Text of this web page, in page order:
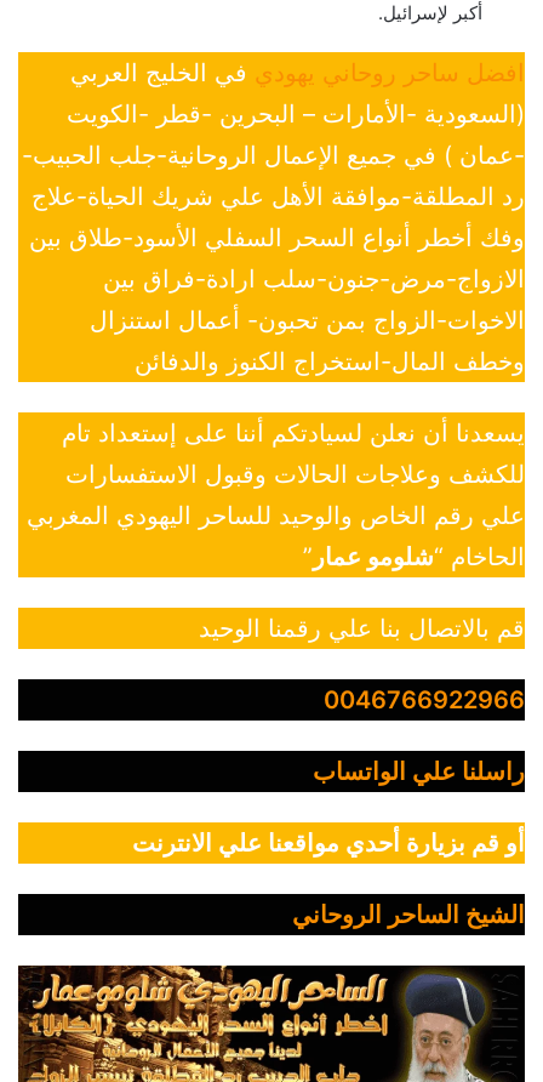
أكبر لإسرائيل.
افضل ساحر روحاني يهودي في الخليج العربي
(السعودية -الأمارات – البحرين -قطر -الكويت
-عمان ) في جميع الإعمال الروحانية-جلب الحبيب-
رد المطلقة-موافقة الأهل علي شريك الحياة-علاج
وفك أخطر أنواع السحر السفلي الأسود-طلاق بين
الازواج-مرض-جنون-سلب ارادة-فراق بين
الاخوات-الزواج بمن تحبون- أعمال استنزال
وخطف المال-استخراج الكنوز والدفائن
يسعدنا أن نعلن لسيادتكم أننا على إستعداد تام
للكشف وعلاجات الحالات وقبول الاستفسارات
علي رقم الخاص والوحيد للساحر اليهودي المغربي
الحاخام “شلومو عمار ”
قم بالاتصال بنا علي رقمنا الوحيد
0046766922966
راسلنا علي الواتساب
أو قم بزيارة أحدي مواقعنا علي الانترنت
الشيخ الساحر الروحاني